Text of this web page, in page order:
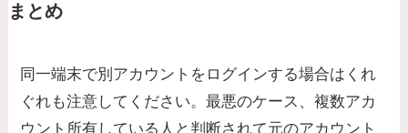
まとめ
同一端末で別アカウントをログインする場合はくれ
ぐれも注意してください。最悪のケース、複数アカ
ウント所有している人と判断されて元のアカウント